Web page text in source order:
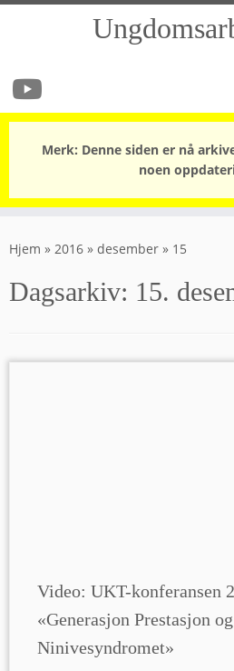
to
Merk: Denne siden er nå
noen
Hjem » 2016 » desember » 15
Dagsarkiv: 15.
Video: UKT-konferansen
«Generasjon Prestasjon og
Ninivesyndromet»